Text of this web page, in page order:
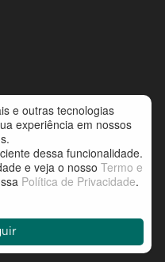
e outras tecnologias
experiência em nossos
dessa funcionalidade.
e veja o nosso Termo e
Política de Privacidade.